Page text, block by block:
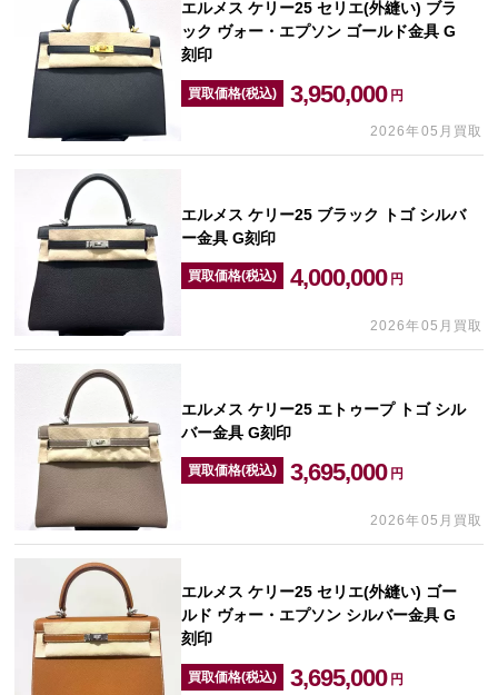
エルメス ケリー25 セリエ(外縫い) ブラ
ック ヴォー・エプソン ゴールド金具 G
刻印
買取価格(税込) 3,950,000 円
2026年05月買取
エルメス ケリー25 ブラック トゴ シルバ
ー金具 G刻印
買取価格(税込) 4,000,000 円
2026年05月買取
エルメス ケリー25 エトゥープ トゴ シル
バー金具 G刻印
買取価格(税込) 3,695,000 円
2026年05月買取
エルメス ケリー25 セリエ(外縫い) ゴー
ルド ヴォー・エプソン シルバー金具 G
刻印
買取価格(税込) 3,695,000 円